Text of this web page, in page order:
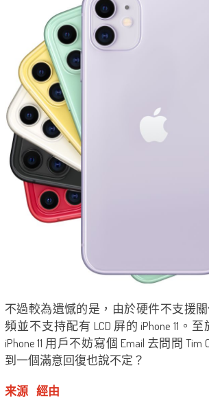
不過較為遺憾的是，由於硬件不支援關
頻並不支持配有 LCD 屏的 iPhone 11。
iPhone 11 用戶不妨寫個 Email 去問問
到一個滿意回復也說不定？
来源 經由